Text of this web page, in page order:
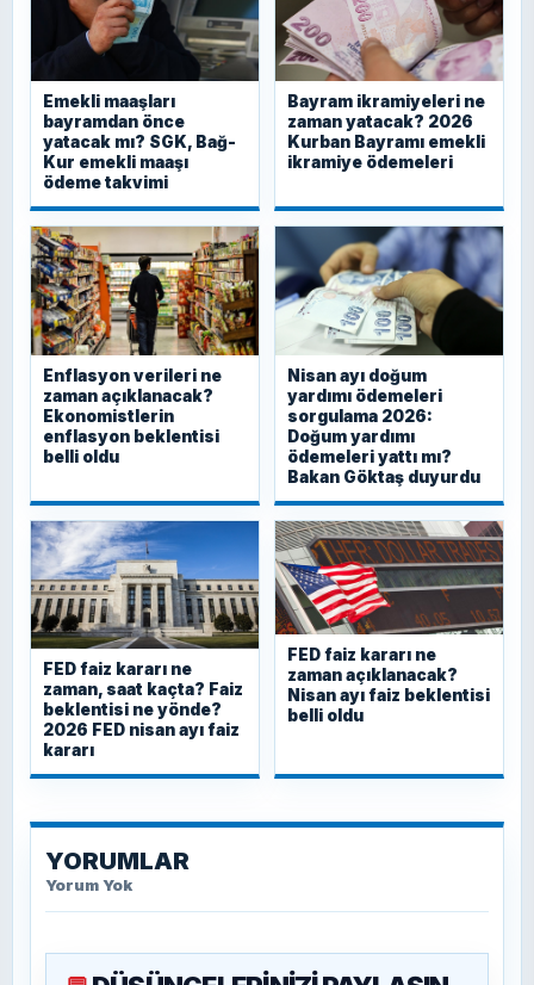
Emekli maaşları
bayramdan önce
yatacak mı? SGK, Bağ-
Kur emekli maaşı
ödeme takvimi
Bayram ikramiyeleri ne
zaman yatacak? 2026
Kurban Bayramı emekli
ikramiye ödemeleri
Enflasyon verileri ne
zaman açıklanacak?
Ekonomistlerin
enflasyon beklentisi
belli oldu
Nisan ayı doğum
yardımı ödemeleri
sorgulama 2026:
Doğum yardımı
ödemeleri yattı mı?
Bakan Göktaş duyurdu
FED faiz kararı ne
zaman, saat kaçta? Faiz
beklentisi ne yönde?
2026 FED nisan ayı faiz
kararı
FED faiz kararı ne
zaman açıklanacak?
Nisan ayı faiz beklentisi
belli oldu
YORUMLAR
Yorum Yok